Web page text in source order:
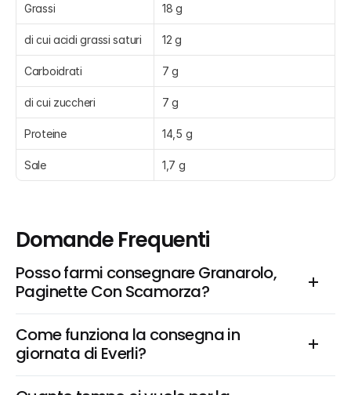
Grassi 18 g
di cui acidi grassi saturi 12 g
Carboidrati 7 g
di cui zuccheri 7 g
Proteine 14,5 g
Sale 1,7 g
Domande Frequenti
Posso farmi consegnare Granarolo,
Paginette Con Scamorza?
Come funziona la consegna in
giornata di Everli?